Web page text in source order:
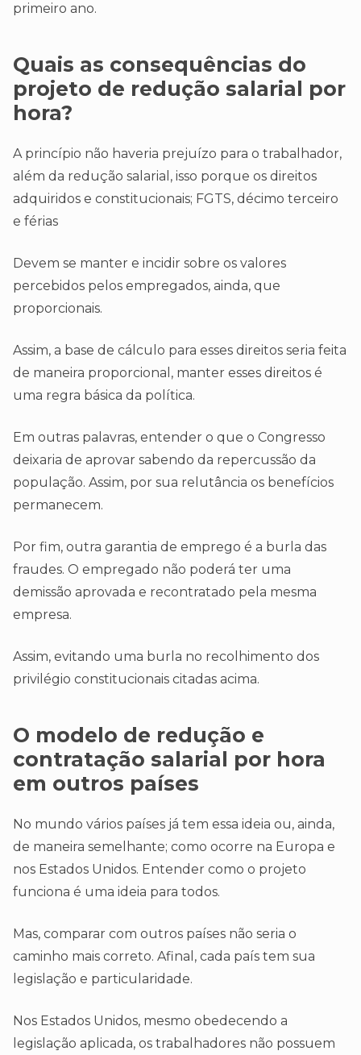
primeiro ano.
Quais as consequências do
projeto de redução salarial por
hora?
A princípio não haveria prejuízo para o trabalhador,
além da redução salarial, isso porque os direitos
adquiridos e constitucionais; FGTS, décimo terceiro
e férias
Devem se manter e incidir sobre os valores
percebidos pelos empregados, ainda, que
proporcionais.
Assim, a base de cálculo para esses direitos seria feita
de maneira proporcional, manter esses direitos é
uma regra básica da política.
Em outras palavras, entender o que o Congresso
deixaria de aprovar sabendo da repercussão da
população. Assim, por sua relutância os benefícios
permanecem.
Por fim, outra garantia de emprego é a burla das
fraudes. O empregado não poderá ter uma
demissão aprovada e recontratado pela mesma
empresa.
Assim, evitando uma burla no recolhimento dos
privilégio constitucionais citadas acima.
O modelo de redução e
contratação salarial por hora
em outros países
No mundo vários países já tem essa ideia ou, ainda,
de maneira semelhante; como ocorre na Europa e
nos Estados Unidos. Entender como o projeto
funciona é uma ideia para todos.
Mas, comparar com outros países não seria o
caminho mais correto. Afinal, cada país tem sua
legislação e particularidade.
Nos Estados Unidos, mesmo obedecendo a
legislação aplicada, os trabalhadores não possuem